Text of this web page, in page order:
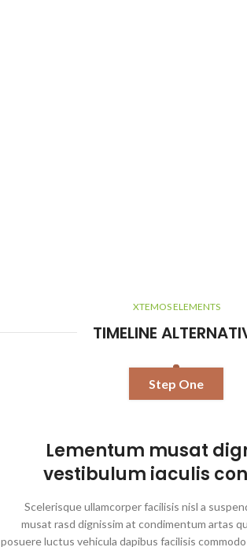
XTEMOS ELEMENTS
TIMELINE
Step One
Lementum musat
vestibulum iaculis
Scelerisque ullamcorper facilisis nisl a
musat rasd dignissim at condimentum artas
posuere luctus vehicula dapibus facilisis